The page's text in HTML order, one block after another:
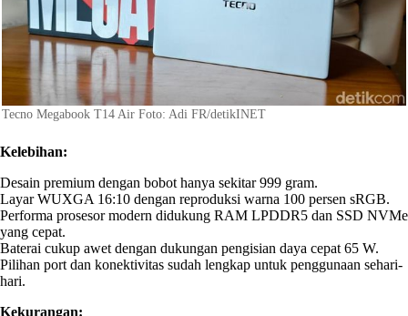
Tecno Megabook T14 Air Foto: Adi FR/detikINET
Kelebihan:
Desain premium dengan bobot hanya sekitar 999 gram.
Layar WUXGA 16:10 dengan reproduksi warna 100 persen sRGB.
Performa prosesor modern didukung RAM LPDDR5 dan SSD NVMe
yang cepat.
Baterai cukup awet dengan dukungan pengisian daya cepat 65 W.
Pilihan port dan konektivitas sudah lengkap untuk penggunaan sehari-
hari.
Kekurangan: